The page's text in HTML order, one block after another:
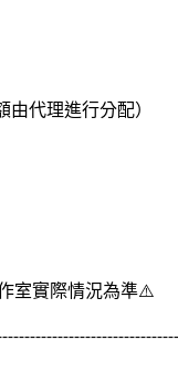
由代理進行分配）
室實際情況為準⚠️
--------------------------------